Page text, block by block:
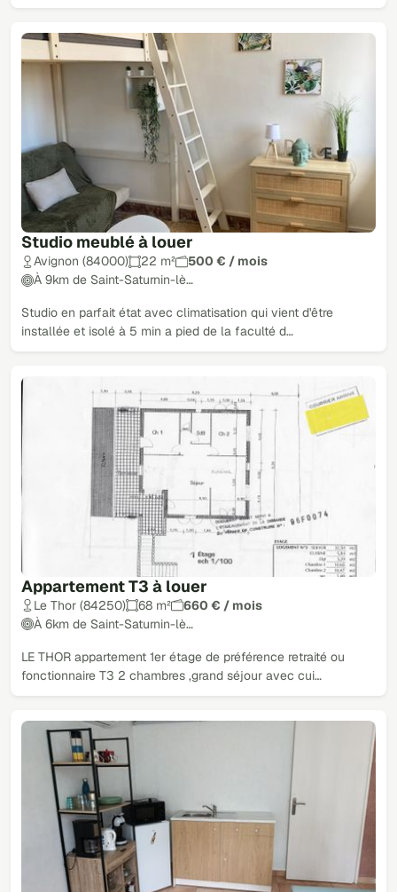
Studio meublé à louer
Avignon (84000) 22 m²
500 € / mois
À 9km de Saint-Saturnin-lè…
Studio en parfait état avec climatisation qui vient d'être
installée et isolé à 5 min a pied de la faculté d…
Appartement T3 à louer
Le Thor (84250) 68 m²
660 € / mois
À 6km de Saint-Saturnin-lè…
LE THOR appartement 1er étage de préférence retraité ou
fonctionnaire T3 2 chambres ,grand séjour avec cui…